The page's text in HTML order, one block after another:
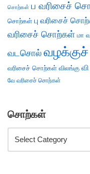
சொற்கள் ப வரிசைச்
சொற்கள் பு வரிசைச்
வரிசைச் சொற்கள் மா
வடசொல்
வரிசைச் சொற்கள் விலங்கு
வே வரிசைச் சொற்கள்
சொற்கள்